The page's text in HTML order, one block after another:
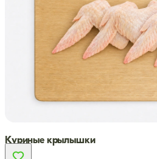
Куриные крылышки